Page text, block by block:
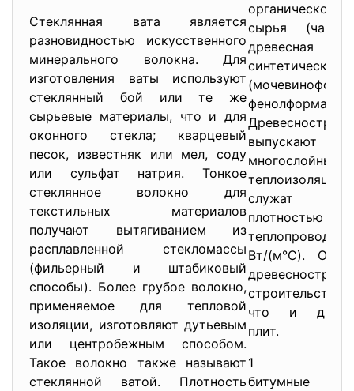
Стеклянная вата является
разновидностью искусственного
минерального волокна. Для
изготовления ваты используют
стеклянный бой или те же
сырьевые материалы, что и для
оконного стекла; кварцевый
песок, известняк или мел, соду
или сульфат натрия. Тонкое
стеклянное волокно для
текстильных материалов
получают вытягиванием из
расплавленной стекломассы
(фильерный и штабиковый
способы). Более грубое волокно,
применяемое для тепловой
изоляции, изготовляют дутьевым
или центробежным способом.
Такое волокно также называют
стеклянной ватой. Плотность
сырья (чаще
древесная
служат
плотностью
Вт/(м°С).
что и
плит.
1
битумные